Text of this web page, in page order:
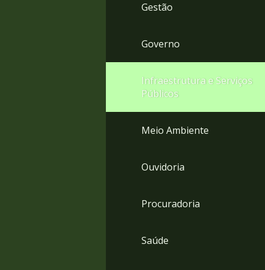
Gestão
Governo
Infraestrutura e Serviços
Públicos
Meio Ambiente
Ouvidoria
Procuradoria
Saúde